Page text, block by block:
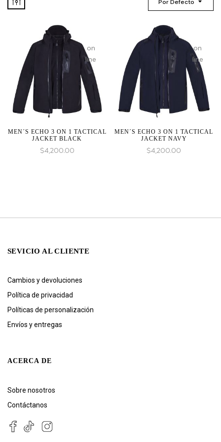
Por Defecto
on
line
MEN´S ECHO 3 ON 1 TACTICAL
JACKET BLACK
$4,200.00
on
line
MEN´S ECHO 3 ON 1 TACTICAL
JACKET NAVY
$4,200.00
SEVICIO AL CLIENTE
Cambios y devoluciones
Política de privacidad
Políticas de personalización
Envíos y entregas
ACERCA DE
Sobre nosotros
Contáctanos